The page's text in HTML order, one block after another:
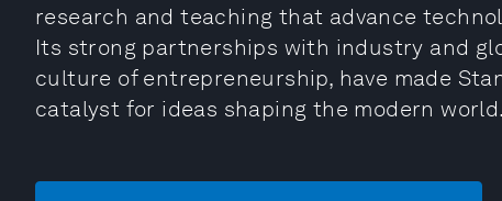
research and teaching that advance
Its strong partnerships with industry and
culture of entrepreneurship, have made
catalyst for ideas shaping the modern world.